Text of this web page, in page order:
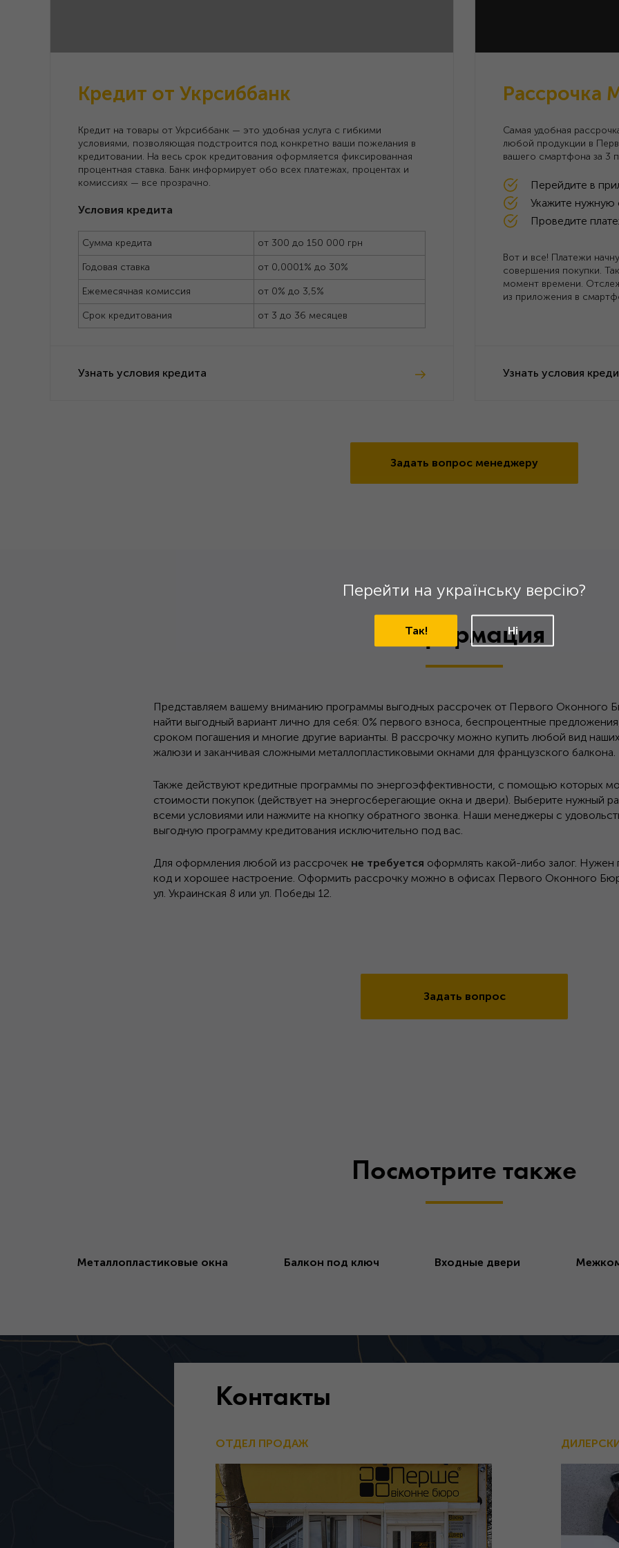
Кредит от Укрсиббанк
Кредит на товары от Укрсиббанк — это удобная услуга с гибкими
условиями, позволяющая подстроится под конкретно ваши пожелания в
кредитовании. На весь срок кредитования оформляется фиксированная
процентная ставка. Банк информирует обо всех платежах, процентах и
комиссиях — все прозрачно.
Условия кредита
Сумма кредита от 300 до 150 000 грн
Годовая ставка от 0,0001% до 30%
Ежемесячная комиссия от 0% до 3,5%
Срок кредитования от 3 до 36 месяцев
Узнать условия кредита
Рассрочка
Самая удобная
любой продукции в
вашего смартфона за 3
Перейдите в
Укажите нужную
Проведите
Вот и все! Платежи
совершения покупки.
момент времени.
из приложения в
Узнать условия
Задать вопрос менеджеру
Информация
Представляем вашему вниманию программы выгодных рассрочек от Первого Оконного
найти выгодный вариант лично для себя: 0% первого взноса, беспроцентные
сроком погашения и многие другие варианты. В рассрочку можно купить любой вид
жалюзи и заканчивая сложными металлопластиковыми окнами для французского балкона.
Также действуют кредитные программы по энергоэффективности, с помощью которых
стоимости покупок (действует на энергосберегающие окна и двери). Выберите нужный
всеми условиями или нажмите на кнопку обратного звонка. Наши менеджеры с
выгодную программу кредитования исключительно под вас.
Для оформления любой из рассрочек не требуется оформлять какой-либо залог.
код и хорошее настроение. Оформить рассрочку можно в офисах Первого Оконного
ул. Украинская 8 или ул. Победы 12.
Задать вопрос
Посмотрите также
Металлопластиковые окна Балкон под ключ Входные двери
Контакты
ОТДЕЛ ПРОДАЖ
Перейти на українську версію?
Так! Ні